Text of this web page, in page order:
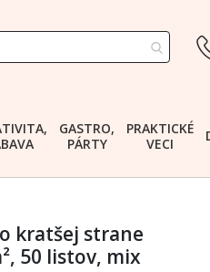
GASTRO,
PÁRTY
PRAKTICKÉ
VECI
kratšej strane
50 listov, mix